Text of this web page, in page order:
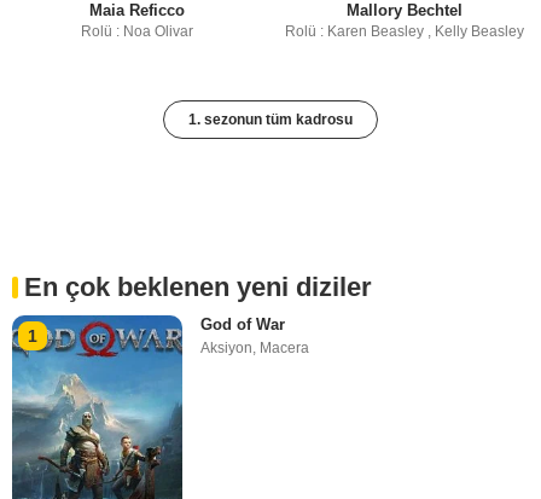
Maia Reficco
Rolü : Noa Olivar
Mallory Bechtel
Rolü : Karen Beasley , Kelly Beasley
1. sezonun tüm kadrosu
En çok beklenen yeni diziler
1
God of War
Aksiyon, Macera